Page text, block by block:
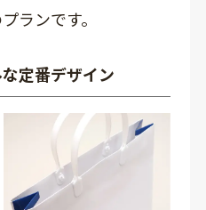
ランです。
定番デザイン